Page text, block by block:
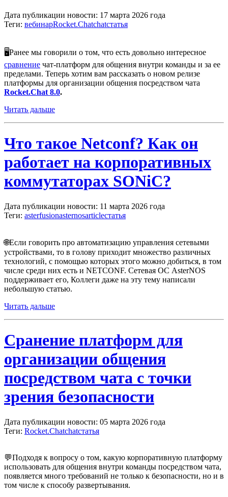
Дата публикации новости: 17 марта 2026 года
Теги: вебинарRocket.Chatchatстатья
🖥Ранее мы говорили о том, что есть довольно интересное
сравнение чат-платформ для общения внутри команды и за ее
пределами. Теперь хотим вам рассказать о новом релизе
платформы для организации общения посредством чата
Rocket.Chat 8.0.
Читать дальше
Что такое Netconf? Как он
работает на корпоративных
коммутаторах SONiC?
Дата публикации новости: 11 марта 2026 года
Теги: asterfusionasternosarticleстатья
🌐Если говорить про автоматизацию управления сетевыми
устройствами, то в голову приходит множество различных
технологий, с помощью которых этого можно добиться, в том
числе среди них есть и NETCONF. Сетевая ОС AsterNOS
поддерживает его, Коллеги даже на эту тему написали
небольшую статью.
Читать дальше
Сранение платформ для
организации общения
посредством чата с точки
зрения безопасности
Дата публикации новости: 05 марта 2026 года
Теги: Rocket.Chatchatстатья
💬Подходя к вопросу о том, какую корпоративную платформу
использовать для общения внутри команды посредством чата,
появляется много требований не только к безопасности, но и в
том числе к способу развертывания.